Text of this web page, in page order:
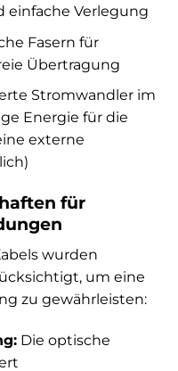
einfache Verlegung
Fasern für
Übertragung
Stromwandler im
Energie für die
externe
für
wurden
um eine
zu gewährleisten:
Die optische